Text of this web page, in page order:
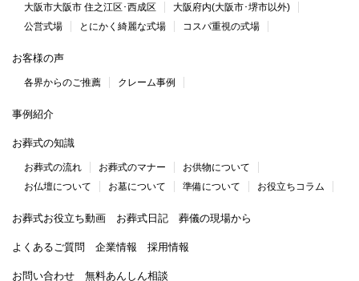
大阪市大阪市 住之江区･西成区
大阪府内(大阪市･堺市以外)
公営式場
とにかく綺麗な式場 コスパ重視の式場
お客様の声
各界からのご推薦 クレーム事例
事例紹介
お葬式の知識
お葬式の流れ お葬式のマナー
お供物について
お仏壇について
お墓について 準備について お役立ちコラム
お葬式お役立ち動画 お葬式日記 葬儀の現場から
よくあるご質問 企業情報 採用情報
お問い合わせ 無料あんしん相談